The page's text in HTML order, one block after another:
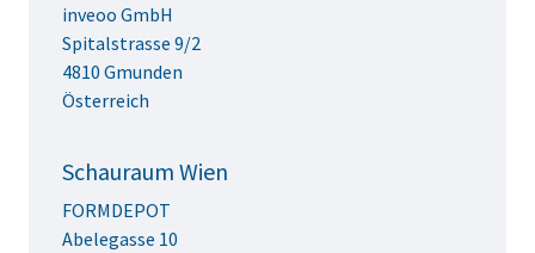
inveoo GmbH
Spitalstrasse 9/2
4810 Gmunden
Österreich
Schauraum Wien
FORMDEPOT
Abelegasse 10